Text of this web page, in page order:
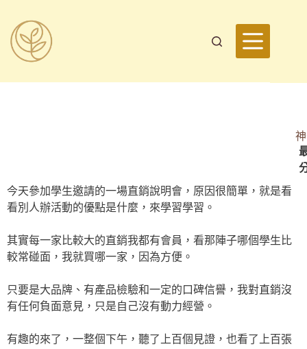
今天參加學生邀請的一場直銷說明會，原因很簡單，就是看
看別人辦活動的優點是什麼，來學習學習。
其實每一家比較大的直銷我都有會員，看那陣子哪個學生比
較常碰面，我就買哪一家，因為方便。
只要是大品牌、有產品檢驗和一定的口碑信譽，我對直銷沒
有任何負面意見，只是自己沒有動力經營。
有趣的來了，一整個下午，聽了上百個見證，也看了上百張